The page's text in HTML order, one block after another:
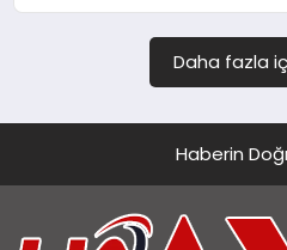
Daha fazla
Haberin